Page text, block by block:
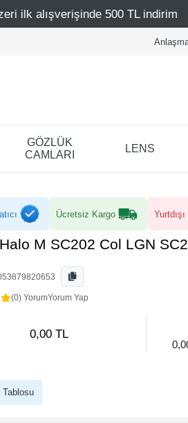
500 TL indirim
GÖZLÜK
CAMLARI
LENS
Ücretsiz Kargo
M SC202 Col LGN
(0) YorumYorum Yap
0,00 TL
Tablosu